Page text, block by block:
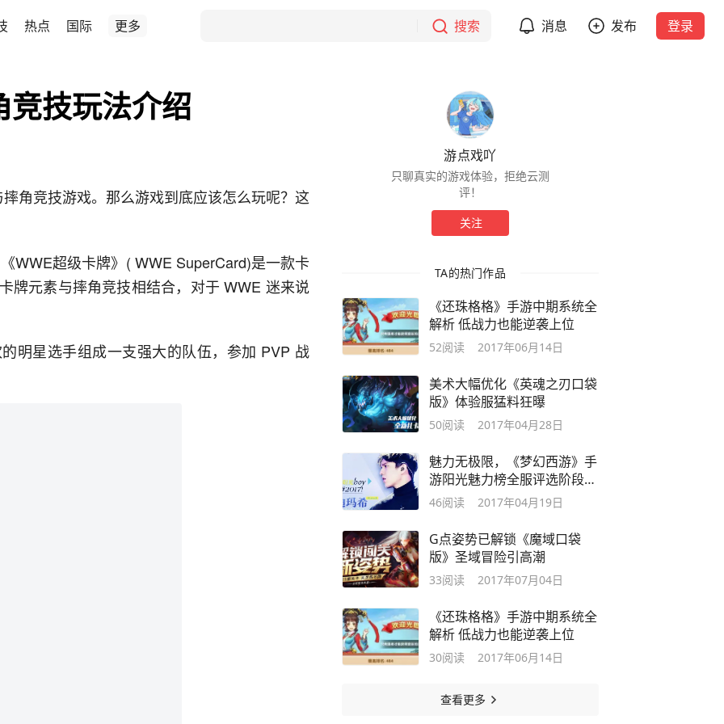
热点 国际 更多 搜索 消息 发布 登录
技玩法介绍
角竞技游戏。那么游戏到底应该怎么玩呢？这
WWE超级卡牌》( WWE SuperCard)是一款卡
牌元素与摔角竞技相结合，对于 WWE 迷来说
明星选手组成一支强大的队伍，参加 PVP 战
游点戏吖
只聊真实的游戏体验，拒绝云测
评！
关注
TA的热门作品
《还珠格格》手游中期系统全
解析 低战力也能逆袭上位
52阅读 2017年06月14日
美术大幅优化《英魂之刃口袋
版》体验服猛料狂曝
50阅读 2017年04月28日
魅力无极限，《梦幻西游》手
游阳光魅力榜全服评选阶段开
启
46阅读 2017年04月19日
G点姿势已解锁《魔域口袋
版》圣域冒险引高潮
33阅读 2017年07月04日
《还珠格格》手游中期系统全
解析 低战力也能逆袭上位
30阅读 2017年06月14日
查看更多